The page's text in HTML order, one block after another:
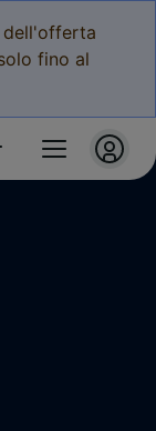
dell'offerta
fino al